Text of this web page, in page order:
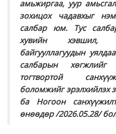
амьжиргаа, уур
зохицох чадавхыг
салбар юм. Тус
хувийн хэвшил,
байгууллагуудын
салбарын хөгжлийг
тогтвортой
боломжийг эрэлхийлэх
ба Ногоон
өнөөдөр /2026.05.28/